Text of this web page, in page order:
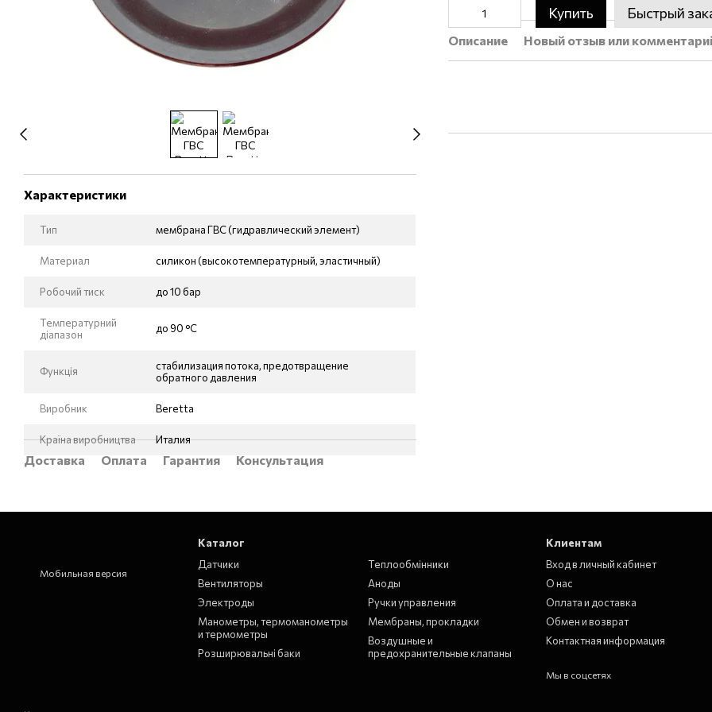
Характеристики
Тип мембрана ГВС (гидравлический элемент)
Материал силикон (высокотемпературный, эластичный)
Робочий тиск до 10 бар
Температурний
діапазон
до 90 °C
Функція
стабилизация потока, предотвращение
обратного давления
Виробник Beretta
Країна виробництва Италия
Доставка Оплата Гарантия Консультация
Купить Быстрый
Описание Новый отзыв или
Мобильная версия
Каталог
Датчики
Вентиляторы
Электроды
Манометры, термоманометры
и термометры
Розширювальні баки
Теплообмінники
Аноды
Ручки управления
Мембраны, прокладки
Воздушные и
предохранительные клапаны
Клиентам
Вход в личный кабинет
О нас
Оплата и доставка
Обмен и возврат
Контактная информация
Мы в соцсетях